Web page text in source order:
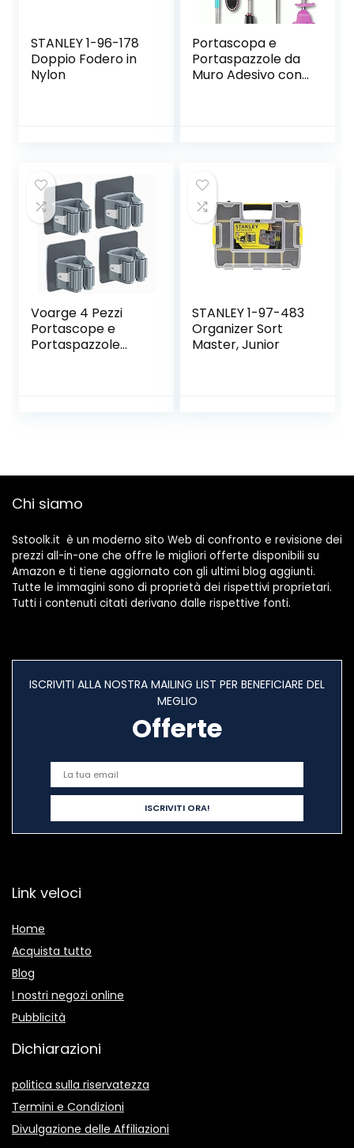
STANLEY 1-96-178
Doppio Fodero in
Nylon
Portascopa e
Portaspazzole da
Muro Adesivo con
Garage, Grigio
Voarge 4 Pezzi
Portascope e
Portaspazzole
c’è Bisogno di
per Cucina e
STANLEY 1-97-483
Organizer Sort
Master, Junior
Chi siamo
Sstoolk.it è un moderno sito Web di confronto e revisione dei
prezzi all-in-one che offre le migliori offerte disponibili su
Amazon e ti tiene aggiornato con gli ultimi blog aggiunti.
Tutte le immagini sono di proprietà dei rispettivi proprietari.
Tutti i contenuti citati derivano dalle rispettive fonti.
ISCRIVITI ALLA NOSTRA MAILING LIST PER BENEFICIARE DEL
MEGLIO
Offerte
Link veloci
Home
Acquista tutto
Blog
I nostri negozi online
Pubblicità
Dichiarazioni
politica sulla riservatezza
Termini e Condizioni
Divulgazione delle Affiliazioni